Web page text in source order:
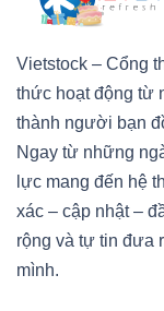
Vietstock – Cổng
thức hoạt động từ
thành người bạn
Ngay từ những
lực mang đến hệ
xác – cập nhật –
rộng và tự tin đưa
mình.